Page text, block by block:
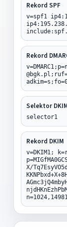
Rekord SPF
v=spf1
Rekord
Selektor
selector1
Rekord DKIM
v=DKIM1;
X/